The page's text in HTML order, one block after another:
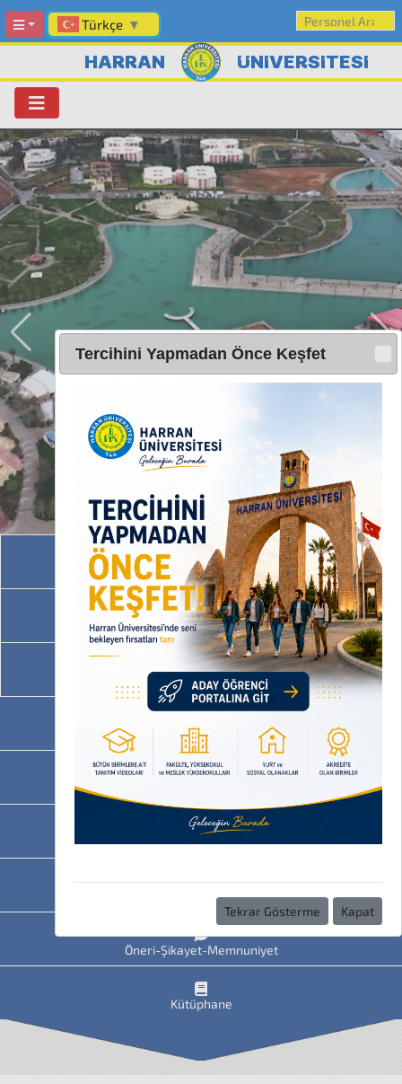
Türkçe ▼
HARRAN ÜNİVERSİTESİ
Akademik Birimler
İdari Birimler
Programlarımız
OBS
HAVİS
Uzaktan Eğitim
Öneri-Şikayet-Memnuniyet
Kütüphane
Tercihini Yapmadan Önce Keşfet
Tekrar Gösterme Kapat